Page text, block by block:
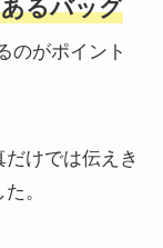
も秋のムード
るバッグ